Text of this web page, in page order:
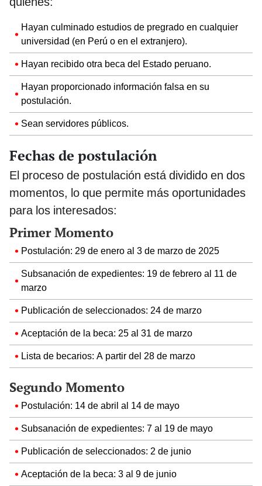
Hayan culminado estudios de pregrado en cualquier
universidad (en Perú o en el extranjero).
Hayan recibido otra beca del Estado peruano.
Hayan proporcionado información falsa en su
postulación.
Sean servidores públicos.
Fechas de postulación
El proceso de postulación está dividido en dos
momentos, lo que permite más oportunidades
para los interesados:
Primer Momento
Postulación: 29 de enero al 3 de marzo de 2025
Subsanación de expedientes: 19 de febrero al 11 de
marzo
Publicación de seleccionados: 24 de marzo
Aceptación de la beca: 25 al 31 de marzo
Lista de becarios: A partir del 28 de marzo
Segundo Momento
Postulación: 14 de abril al 14 de mayo
Subsanación de expedientes: 7 al 19 de mayo
Publicación de seleccionados: 2 de junio
Aceptación de la beca: 3 al 9 de junio